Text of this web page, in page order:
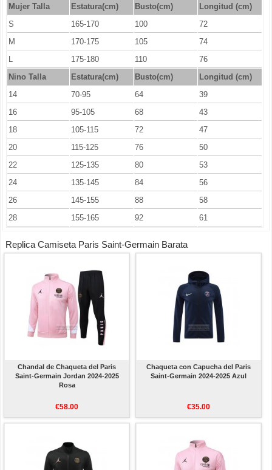
Mujer Talla Estatura(cm) Busto(cm)
Longitud (cm)
S
165-170 100
72
M
170-175 105
74
L
175-180 110
76
Nino Talla
Estatura(cm) Busto(cm)
Longitud (cm)
14
70-95 64
39
16
95-105 68
43
18
105-115 72
47
20
115-125 76
50
22
125-135 80
53
24
135-145 84
56
26
145-155 88
58
28
155-165 92 61
Replica Camiseta Paris Saint-Germain Barata
Chandal de Chaqueta del Paris
Saint-Germain Jordan 2024-2025
Rosa
€58.00
Chaqueta con Capucha del Paris
Saint-Germain 2024-2025 Azul
€35.00